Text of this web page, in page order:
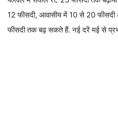
12 फीसदी, आवासीय में 10 से 20 फीसदी
फीसदी तक बढ़ सकते हैं. नई दरें मई से